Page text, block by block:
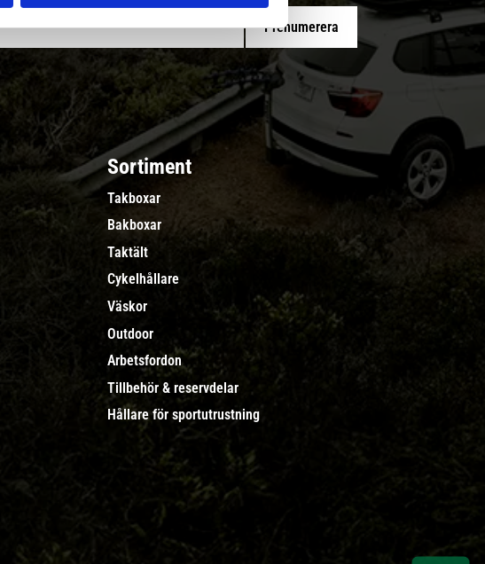
Prenumerera
Sortiment
Takboxar
Bakboxar
Taktält
Cykelhållare
Väskor
Outdoor
Arbetsfordon
Tillbehör & reservdelar
Hållare för sportutrustning